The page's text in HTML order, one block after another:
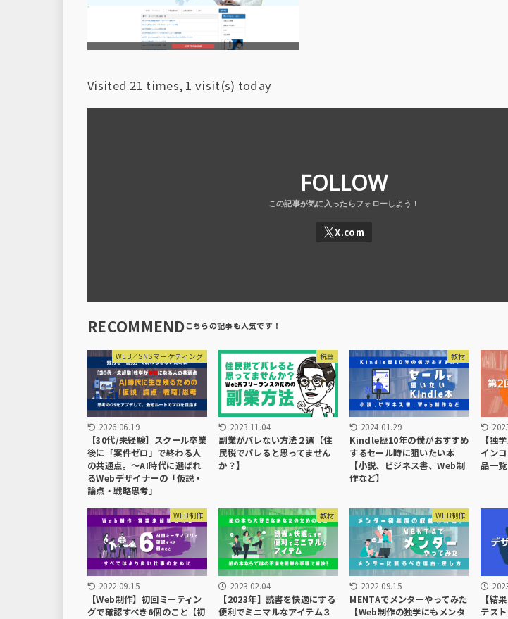
Visited 21 times, 1 visit(s) today
FOLLOW
RECOMMEND
WEB／SNSマーケティング
2026.06.19
【30代/未経験】スクール卒業
後に「案件ゼロ」で終わる人
の共通点。〜AI時代に選ばれ
るWebデザイナーの「仮説・
論点・戦略思考」
税金
2023.11.04
副業がバレない方法２選【住
民税でバレると思ってません
か？】
教材
2024.01.29
Kindle歴10年の僕がおすすめ
するセール時に狙いたい本
【小説、ビジネス書、Web制
作など】
【独
イン
品一覧
WEB制作
2022.09.15
【Web制作】初回ミーティン
グで確認すべき6個のこと【初
教材
2023.02.04
【2023年】読書を快適にする
便利でミニマルなアイテム３
WEB制作
2022.09.15
MENTAでメンターやってみた
【Web制作の独学にもメンタ
【結
テス